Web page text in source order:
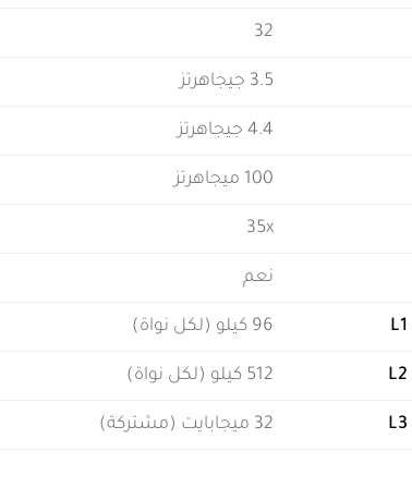
32
3.5 جيجاهرتز
4.4 جيجاهرتز
100 ميجاهرتز
35x
نعم
96 كيلو (لكل نواة)
512 كيلو (لكل نواة)
32 ميجابايت (مشتركة)